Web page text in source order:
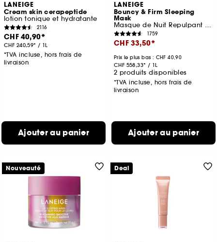
LANEIGE
Cream skin cerapeptide
lotion tonique et hydratante
2116
CHF 40,90
CHF 240,59 / 1L
*TVA incluse, hors frais de
livraison
Ajouter au panier
LANEIGE
Bouncy & Firm Sleeping
Mask
Masque de Nuit Repulpant & Raffermissant
1759
CHF 33,50
Prix le plus bas : CHF 40,90
CHF 558,33 / 1L
2 produits disponibles
*TVA incluse, hors frais de
livraison
Ajouter au panier
Nouveauté Deal